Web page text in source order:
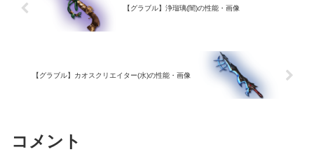
【グラブル】浄瑠璃(闇)の性能・画像
【グラブル】カオスクリエイター(水)の性能・画像
コメント